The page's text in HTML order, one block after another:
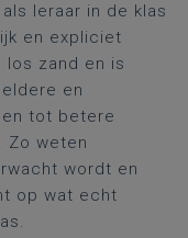
leraar in de klas
en expliciet
zand en is
en
tot betere
Zo weten
wordt en
op wat echt